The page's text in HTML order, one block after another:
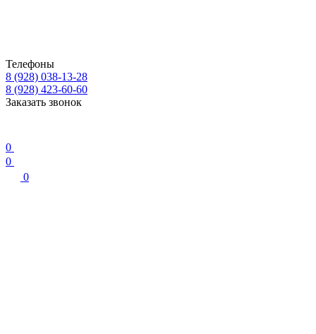
Телефоны
8 (928) 038-13-28
8 (928) 423-60-60
Заказать звонок
0
0
0